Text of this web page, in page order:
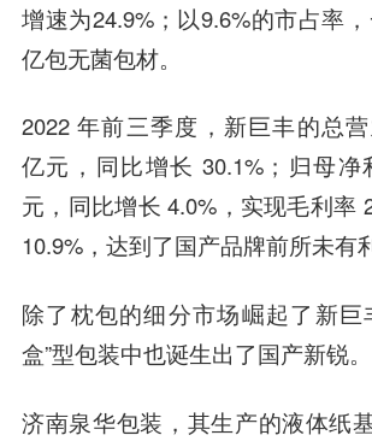
增速为24.9%；以9.6%的市占率
亿包无菌包材。
2022 年前三季度，新巨丰的总
亿元，同比增长 30.1%；归母净
元，同比增长 4.0%，实现毛利率
10.9%，达到了国产品牌前所未有
除了枕包的细分市场崛起了新巨
盒”型包装中也诞生出了国产新锐。
济南泉华包装，其生产的液体纸